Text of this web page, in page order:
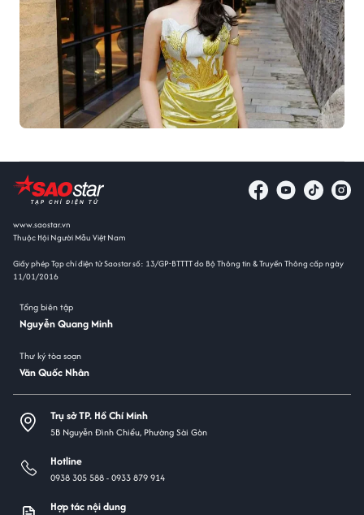
www.saostar.vn
Thuộc Hội Người Mẫu Việt Nam
Giấy phép Tạp chí điện tử Saostar số: 13/GP-BTTTT do Bộ Thông tin & Truyền Thông cấp ngày
11/01/2016
Tổng biên tập
Nguyễn Quang Minh
Thư ký tòa soạn
Văn Quốc Nhân
Trụ sở TP. Hồ Chí Minh
5B Nguyễn Đình Chiểu, Phường Sài Gòn
Hotline
0938 305 588 -0933 879 914
Hợp tác nội dung